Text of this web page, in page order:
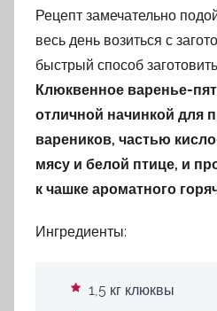
Рецепт замечательно
весь день возиться с
быстрый способ
Клюквенное варенье-
отличной начинкой для
вареников, частью
мясу и белой птице, и
к чашке ароматного
Ингредиенты:
1,5 кг клюквы